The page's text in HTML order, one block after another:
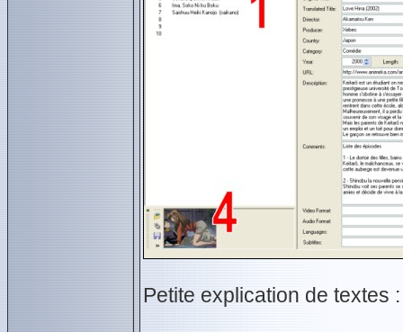
Petite explication de textes :